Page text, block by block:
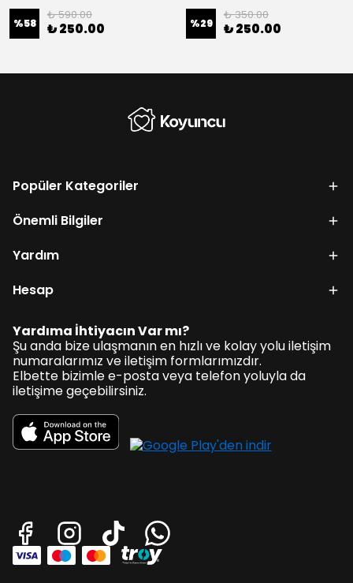
%58
₺ 590.00
₺ 250.00 %29
₺ 350.00
₺ 250.00
Popüler Kategoriler
Önemli Bilgiler
Yardım
Hesap
Yardıma İhtiyacın Var mı?
Şu anda bize ulaşmanın en hızlı ve kolay yolu iletişim
numaralarımız ve iletişim formlarımızdır.
Elbette bizimle e-posta veya telefon yoluyla da
iletişime geçebilirsiniz.